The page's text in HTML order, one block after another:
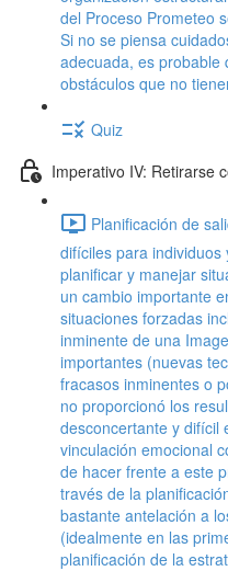
del Proceso Prometeo
Si no se piensa
adecuada, es probable
obstáculos que no
Quiz
Imperativo IV: Retirarse
Planificación de
difíciles para
planificar y manejar
un cambio importante
situaciones forzadas
inminente de una
importantes (nuevas
fracasos inminentes o
no proporcionó los
desconcertante y difícil
vinculación emocional
de hacer frente a este
través de la
bastante antelación a
(idealmente en las
planificación de la